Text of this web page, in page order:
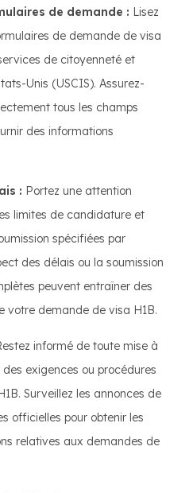
de demande : Lisez
de demande de visa
de citoyenneté et
Unis (USCIS). Assurez-
tous les champs
des informations
: Portez une attention
limites de candidature et
spécifiées par
des délais ou la soumission
peuvent entraîner des
votre demande de visa H1B.
informé de toute mise à
exigences ou procédures
Surveillez les annonces de
officielles pour obtenir les
relatives aux demandes de